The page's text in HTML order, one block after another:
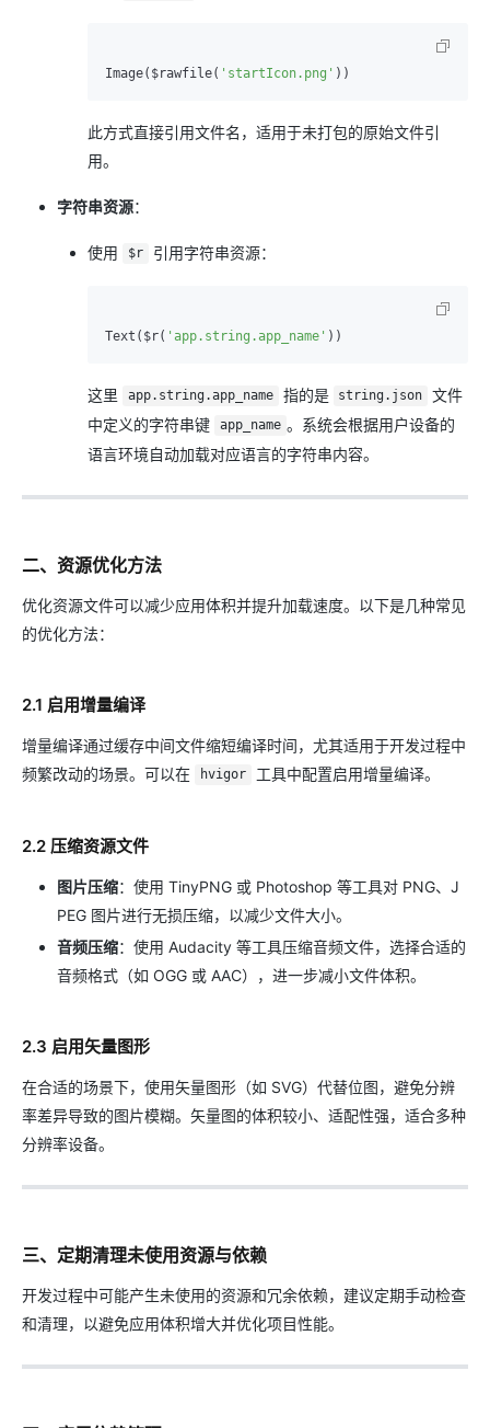
Image($rawfile( 'startIcon.png'
此方式直接引用文件名，适用于未打包的原始文件引
用。
字符串资源：
使用 $r 引用字符串资源：
Text($r( 'app.string.app_name'
这里 app.string.app_name 指的是 string.json
文件
中定义的字符串键
app_name 。系统会根据用户设备的
语言环境自动加载对应语言的字符串内容。
二、资源优化方法
优化资源文件可以减少应用体积并提升加载速度。以下是几种常见
的优化方法：
2.1 启用增量编译
增量编译通过缓存中间文件缩短编译时间，尤其适用于开发过程中
频繁改动的场景。可以在
hvigor 工具中配置启用增量编译。
2.2 压缩资源文件
图片压缩：使用 TinyPNG 或 Photoshop 等工具对 PNG、J
PEG 图片进行无损压缩，以减少文件大小。
音频压缩：使用 Audacity 等工具压缩音频文件，选择合适的
音频格式（如 OGG 或 AAC），进一步减小文件体积。
2.3 启用矢量图形
在合适的场景下，使用矢量图形（如 SVG）代替位图，避免分辨
率差异导致的图片模糊。矢量图的体积较小、适配性强，适合多种
分辨率设备。
三、定期清理未使用资源与依赖
开发过程中可能产生未使用的资源和冗余依赖，建议定期手动检查
和清理，以避免应用体积增大并优化项目性能。